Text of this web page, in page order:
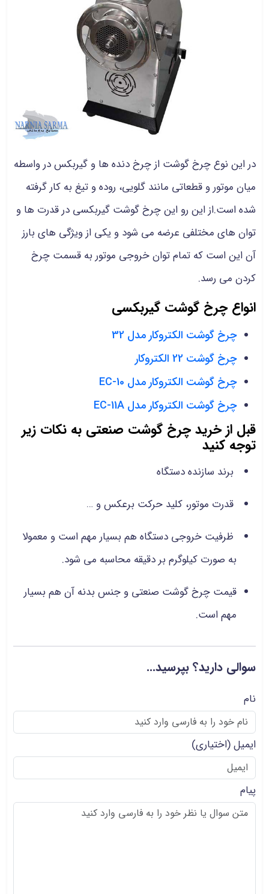
در این نوع چرخ گوشت از چرخ دنده ها و گیربکس در واسطه
میان موتور و قطعاتی مانند گلویی، روده و تیغ به کار گرفته
شده است.از این رو این چرخ گوشت گیربکسی در قدرت ها و
توان های مختلفی عرضه می شود و یکی از ویژگی های بارز
آن این است که تمام توان خروجی موتور به قسمت چرخ
کردن می رسد.
انواع چرخ گوشت گیربکسی
چرخ گوشت الکتروکار مدل 32
چرخ گوشت 22 الکتروکار
چرخ گوشت الکتروکار مدل EC-10
چرخ گوشت الکتروکار مدل EC-11A
قبل از خرید چرخ گوشت صنعتی به نکات زیر
توجه کنید
برند سازنده دستگاه
قدرت موتور، کلید حرکت برعکس و …
ظرفیت خروجی دستگاه هم بسیار مهم است و معمولا
به صورت کیلوگرم بر دقیقه محاسبه می شود.
قیمت چرخ گوشت صنعتی و جنس بدنه آن هم بسیار
مهم است.
سوالی دارید؟ بپرسید...
نام
ایمیل(اختیاری)
پیام